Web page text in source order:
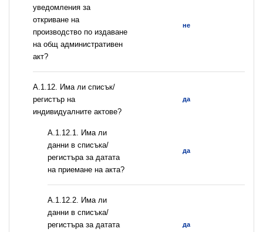
уведомления за
откриване на
производство по издаване
на общ административен
акт?
не
А.1.12. Има ли списък/
регистър на
индивидуалните актове?
да
A.1.12.1. Има ли
данни в списъка/
регистъра за датата
на приемане на акта?
да
A.1.12.2. Има ли
данни в списъка/
регистъра за датата
да